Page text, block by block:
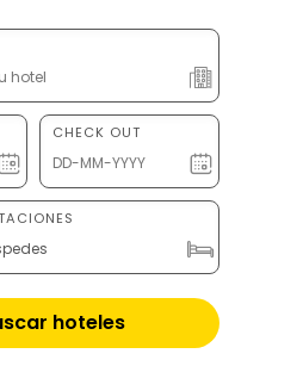
CHECK OUT
hoteles